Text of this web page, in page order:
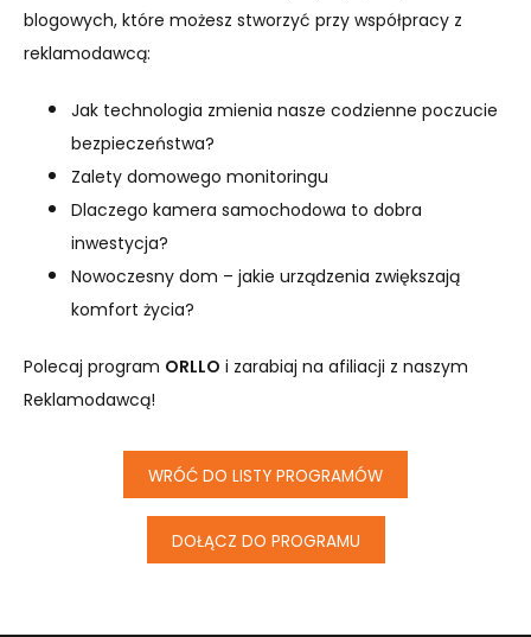
blogowych, które możesz stworzyć przy współpracy z
reklamodawcą:
Jak technologia zmienia nasze codzienne poczucie
bezpieczeństwa?
Zalety domowego monitoringu
Dlaczego kamera samochodowa to dobra
inwestycja?
Nowoczesny dom – jakie urządzenia zwiększają
komfort życia?
Polecaj program ORLLO i zarabiaj na afiliacji z naszym
Reklamodawcą!
WRÓĆ DO LISTY PROGRAMÓW
DOŁĄCZ DO PROGRAMU